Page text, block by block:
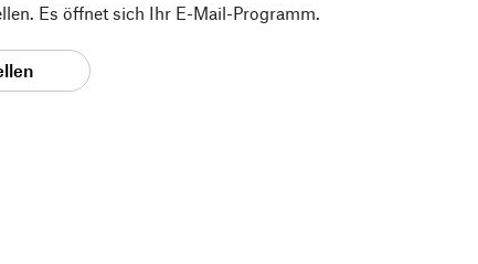
Es öffnet sich Ihr E-Mail-Programm.